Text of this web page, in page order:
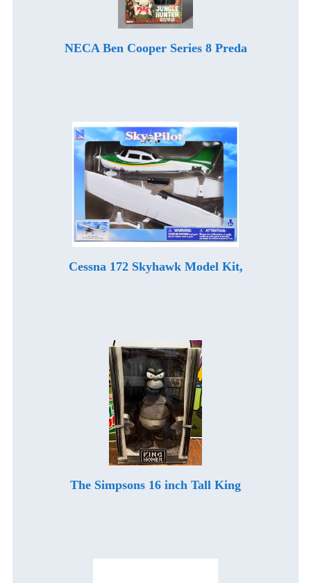
NECA Ben Cooper Series 8 Preda
Cessna 172 Skyhawk Model Kit,
The Simpsons 16 inch Tall King